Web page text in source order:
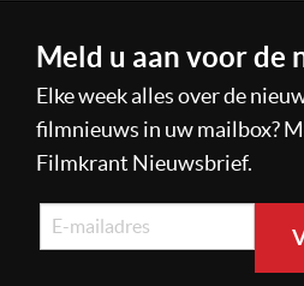
Meld u aan voor de
Elke week alles over de
filmnieuws in uw mailbox?
Filmkrant Nieuwsbrief.